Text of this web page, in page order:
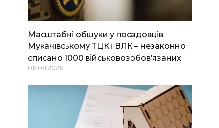
Масштабні обшуки у посадовців
Мукачівському ТЦК і ВЛК – незаконно
списано 1000 військовозобов’язаних
06.08.2026